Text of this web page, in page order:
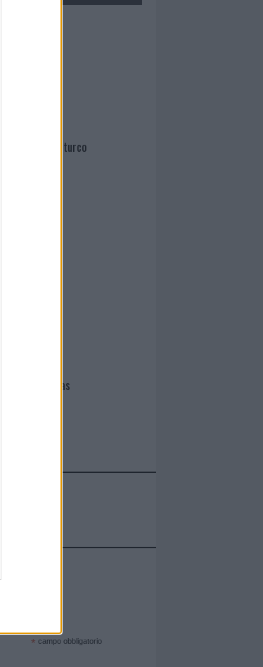
Agostina Diturco
cari
cari
Cabras
* campo obbligatorio